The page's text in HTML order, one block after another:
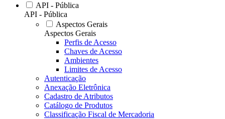
API - Pública
API - Pública
Aspectos Gerais
Aspectos Gerais
Perfis de Acesso
Chaves de Acesso
Ambientes
Limites de Acesso
Autenticação
Anexação Eletrônica
Cadastro de Atributos
Catálogo de Produtos
Classificação Fiscal de Mercadoria